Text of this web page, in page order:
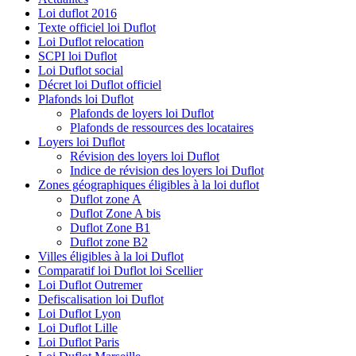
Loi duflot 2016
Texte officiel loi Duflot
Loi Duflot relocation
SCPI loi Duflot
Loi Duflot social
Décret loi Duflot officiel
Plafonds loi Duflot
Plafonds de loyers loi Duflot
Plafonds de ressources des locataires
Loyers loi Duflot
Révision des loyers loi Duflot
Indice de révision des loyers loi Duflot
Zones géographiques éligibles à la loi duflot
Duflot zone A
Duflot Zone A bis
Duflot Zone B1
Duflot zone B2
Villes éligibles à la loi Duflot
Comparatif loi Duflot loi Scellier
Loi Duflot Outremer
Defiscalisation loi Duflot
Loi Duflot Lyon
Loi Duflot Lille
Loi Duflot Paris